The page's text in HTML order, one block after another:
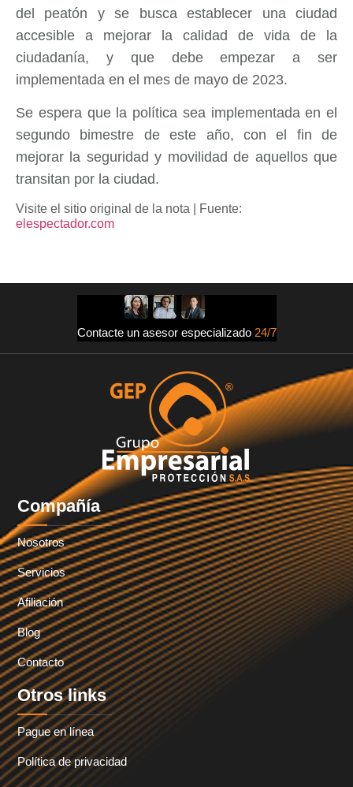
del peatón y se busca establecer una ciudad
accesible a mejorar la calidad de vida de la
ciudadanía, y que debe empezar a ser
implementada en el mes de mayo de 2023.
Se espera que la política sea implementada en el
segundo bimestre de este año, con el fin de
mejorar la seguridad y movilidad de aquellos que
transitan por la ciudad.
Visite el sitio original de la nota | Fuente:
elespectador.com
Contacte un asesor especializado 24/7
Compañía
Nosotros
Servicios
Afiliación
Blog
Contacto
Otros links
Pague en línea
Política de privacidad